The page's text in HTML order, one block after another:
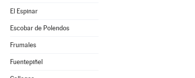
El Espinar
Escobar de Polendos
Frumales
Fuentepiñel